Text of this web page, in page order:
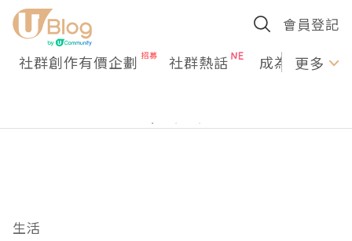
會員登記
社群創作有價企劃 社群熱話 成為U更多
生活